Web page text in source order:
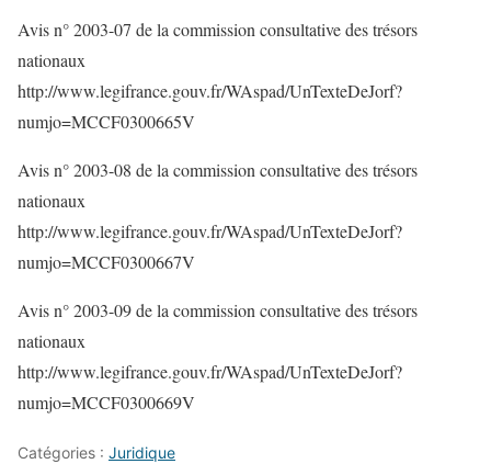
Avis n° 2003-07 de la commission consultative des trésors
nationaux
http://www.legifrance.gouv.fr/WAspad/UnTexteDeJorf?
numjo=MCCF0300665V
Avis n° 2003-08 de la commission consultative des trésors
nationaux
http://www.legifrance.gouv.fr/WAspad/UnTexteDeJorf?
numjo=MCCF0300667V
Avis n° 2003-09 de la commission consultative des trésors
nationaux
http://www.legifrance.gouv.fr/WAspad/UnTexteDeJorf?
numjo=MCCF0300669V
Catégories : Juridique